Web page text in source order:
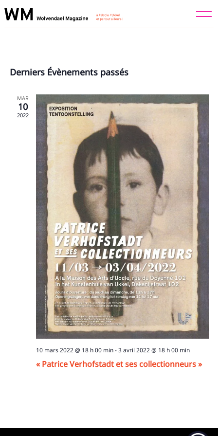
Skip
to
Derniers Évènements passés
MAR
10
2022
10 mars 2022 @ 18 h 00 min-3 avril 2022 @ 18 h 00 min
« Patrice Verhofstadt et ses collectionneurs »
Recherche
pour